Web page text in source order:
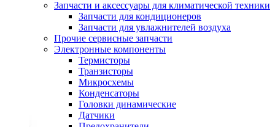
Запчасти и аксессуары для климатической техники
Запчасти для кондиционеров
Запчасти для увлажнителей воздуха
Прочие сервисные запчасти
Электронные компоненты
Термисторы
Транзисторы
Микросхемы
Конденсаторы
Головки динамические
Датчики